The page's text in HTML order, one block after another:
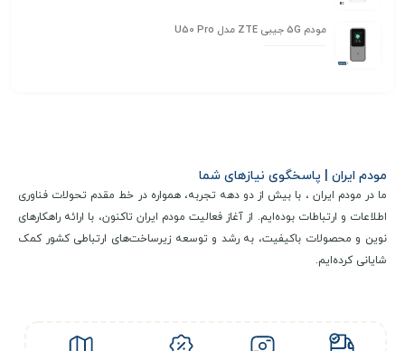
مودم 5G جیبی ZTE مدل U50 Pro
مودم ایران | پاسخگوی نیازهای شما
ما در مودم ایران ، با بیش از دو دهه تجربه، همواره در خط مقدم تحولات فناوری
اطلاعات و ارتباطات بوده‌ایم. از آغاز فعالیت مودم ایران تاکنون، با ارائه راهکارهای
نوین و محصولات باکیفیت، به رشد و توسعه زیرساخت‌های ارتباطی کشور کمک
شایانی کرده‌ایم.